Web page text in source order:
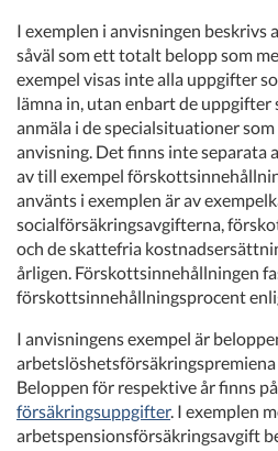
I exemplen i anvisningen beskrivs
såväl som ett totalt belopp som
exempel visas inte alla uppgifter
lämna in, utan enbart de
anmäla i de specialsituationer
anvisning. Det finns inte separata
av till exempel
använts i exemplen är av
socialförsäkringsavgifterna,
och de skattefria
årligen. Förskottsinnehållningen
förskottsinnehållningsprocent
I anvisningens exempel är
arbetslöshetsförsäkringspremiena
Beloppen för respektive år finns på
försäkringsuppgifter. I exemplen
arbetspensionsförsäkringsavgift